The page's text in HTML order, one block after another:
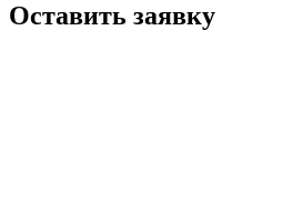
Оставить заявку